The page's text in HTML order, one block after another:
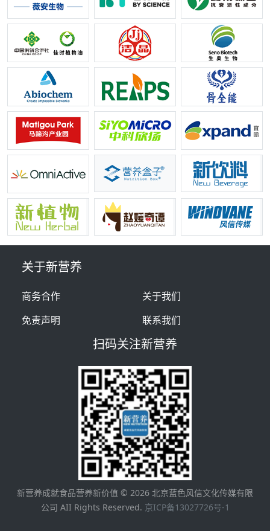
关于新营养
商务合作
关于我们
免责声明
联系我们
扫码关注新营养
新营养成就食品营养新价值 © 2026 北京蓝色风信文化传媒有限
公司 AII Rights Reserved. 京ICP备13027726号-1